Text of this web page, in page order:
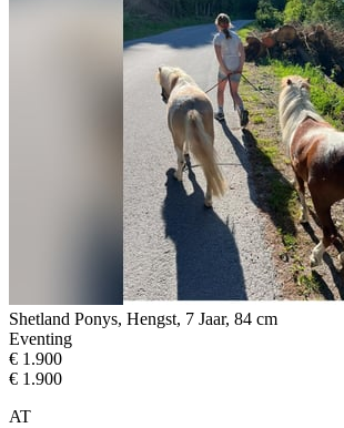
Shetland Ponys, Hengst, 7 Jaar, 84 cm
Eventing
€ 1.900
€ 1.900
AT